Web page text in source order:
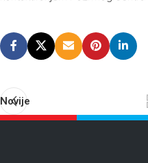
Novije